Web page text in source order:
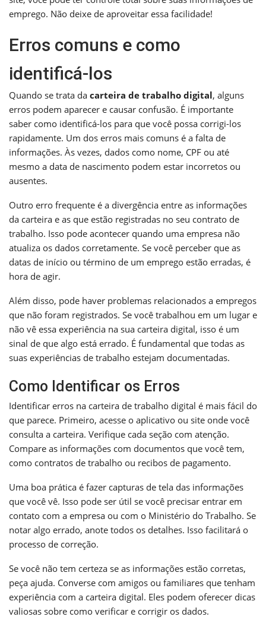
emprego. Não deixe de aproveitar essa facilidade!
Erros comuns e como
identificá-los
Quando se trata da carteira de trabalho digital, alguns
erros podem aparecer e causar confusão. É importante
saber como identificá-los para que você possa corrigi-los
rapidamente. Um dos erros mais comuns é a falta de
informações. Às vezes, dados como nome, CPF ou até
mesmo a data de nascimento podem estar incorretos ou
ausentes.
Outro erro frequente é a divergência entre as informações
da carteira e as que estão registradas no seu contrato de
trabalho. Isso pode acontecer quando uma empresa não
atualiza os dados corretamente. Se você perceber que as
datas de início ou término de um emprego estão erradas, é
hora de agir.
Além disso, pode haver problemas relacionados a empregos
que não foram registrados. Se você trabalhou em um lugar e
não vê essa experiência na sua carteira digital, isso é um
sinal de que algo está errado. É fundamental que todas as
suas experiências de trabalho estejam documentadas.
Como Identificar os Erros
Identificar erros na carteira de trabalho digital é mais fácil do
que parece. Primeiro, acesse o aplicativo ou site onde você
consulta a carteira. Verifique cada seção com atenção.
Compare as informações com documentos que você tem,
como contratos de trabalho ou recibos de pagamento.
Uma boa prática é fazer capturas de tela das informações
que você vê. Isso pode ser útil se você precisar entrar em
contato com a empresa ou com o Ministério do Trabalho. Se
notar algo errado, anote todos os detalhes. Isso facilitará o
processo de correção.
Se você não tem certeza se as informações estão corretas,
peça ajuda. Converse com amigos ou familiares que tenham
experiência com a carteira digital. Eles podem oferecer dicas
valiosas sobre como verificar e corrigir os dados.